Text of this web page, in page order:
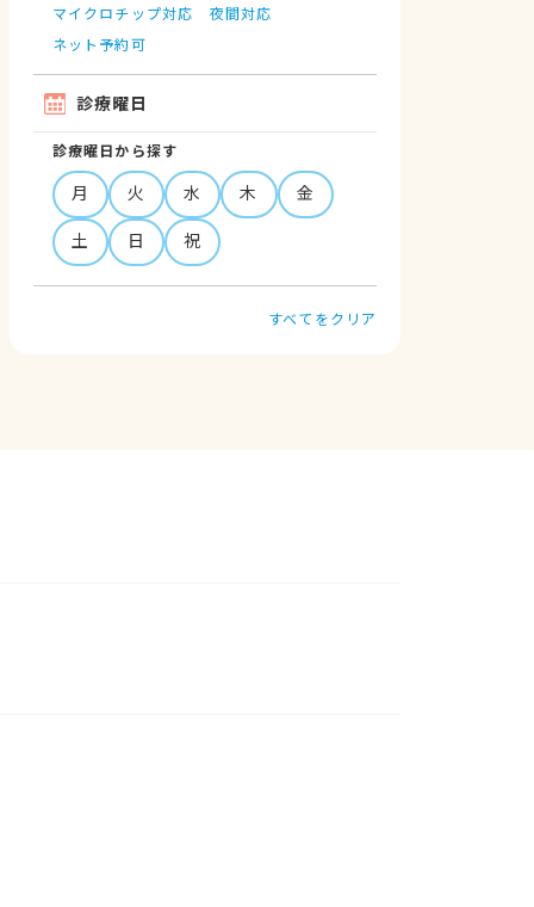
マイクロチップ対応
夜間対応
ネット予約可
診療曜日
診療曜日から探す
月 火 水 木
金
土
日 祝
すべてをクリア